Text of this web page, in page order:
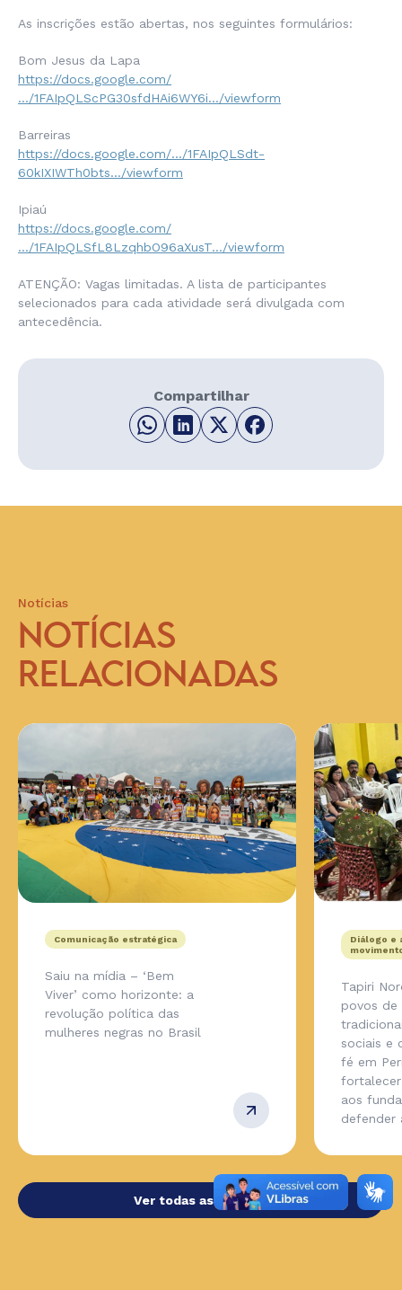
As inscrições estão abertas, nos seguintes formulários:
Bom Jesus da Lapa
https://docs.google.com/
…/1FAIpQLScPG30sfdHAi6WY6i…/viewform
Barreiras
https://docs.google.com/…/1FAIpQLSdt-
60kIXIWTh0bts…/viewform
Ipiaú
https://docs.google.com/
…/1FAIpQLSfL8LzqhbO96aXusT…/viewform
ATENÇÃO: Vagas limitadas. A lista de participantes
selecionados para cada atividade será divulgada com
antecedência.
Compartilhar
Notícias
NOTÍCIAS
RELACIONADAS
Comunicação estratégica
Saiu na mídia – ‘Bem
Viver’ como horizonte: a
revolução política das
mulheres negras no Brasil
Diálogo e
Tapiri
povos de
sociais e
fé em
aos
defender
Ver todas as notícias